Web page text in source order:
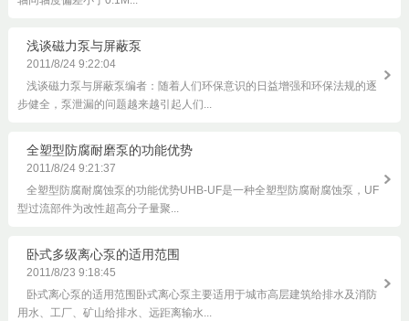
浅谈磁力泵与屏蔽泵
2011/8/24 9:22:04
浅谈磁力泵与屏蔽泵编者：随着人们环保意识的日益增强和环保法规的逐
步健全，泵泄漏的问题越来越引起人们...
全塑型防腐耐磨泵的功能优势
2011/8/24 9:21:37
全塑型防腐耐腐蚀泵的功能优势UHB-UF是一种全塑型防腐耐腐蚀泵，UF
型过流部件为改性超高分子量聚...
卧式多级离心泵的适用范围
2011/8/23 9:18:45
卧式离心泵的适用范围卧式离心泵主要适用于城市高层建筑给排水及消防
用水、工厂、矿山给排水、远距离输水...